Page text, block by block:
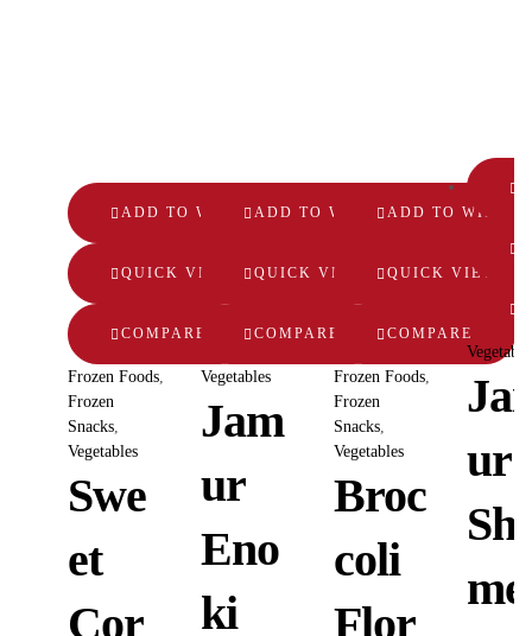
ADD TO WISHLIST
QUICK VIEW
COMPARE
Frozen Foods,
Frozen
Snacks,
Vegetables
Swe
et
Cor
ADD TO WISHLIST
QUICK VIEW
COMPARE
Vegetables
Jam
ur
Eno
ki
ADD TO
QUICK VIEW
COMPARE
Frozen Foods,
Frozen
Snacks,
Vegetables
Broc
coli
Flor
ur
Shi